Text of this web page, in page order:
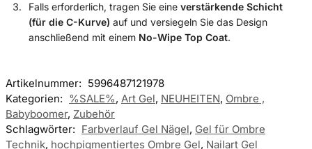
Falls erforderlich, tragen Sie eine verstärkende Schicht
(für die C-Kurve) auf und versiegeln Sie das Design
anschließend mit einem No-Wipe Top Coat.
Artikelnummer: 5996487121978
Kategorien: %SALE%, Art Gel, NEUHEITEN, Ombre ,
Babyboomer, Zubehör
Schlagwörter: Farbverlauf Gel Nägel, Gel für Ombre
Technik, hochpigmentiertes Ombre Gel, Nailart Gel